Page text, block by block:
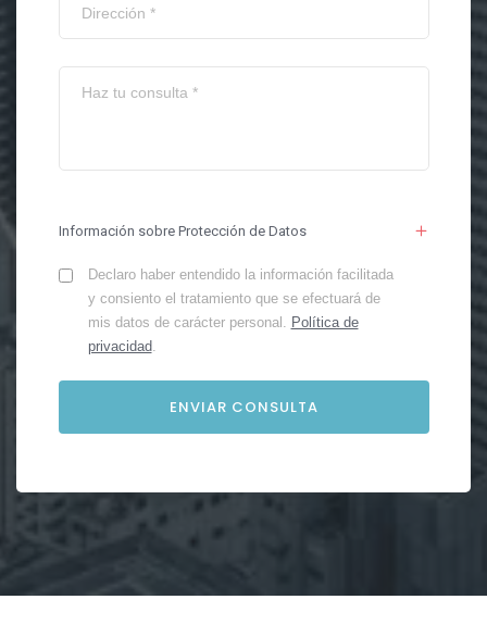
Información sobre Protección de Datos
Declaro haber entendido la información facilitada
y consiento el tratamiento que se efectuará de
mis datos de carácter personal. Política de
privacidad.